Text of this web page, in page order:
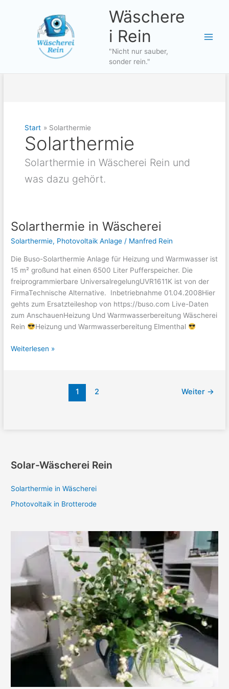
Wäschere
i Rein
"Nicht nur sauber,
sonder rein."
Start Solarthermie
Solarthermie
Solarthermie in Wäscherei Rein und
was dazu gehört.
Solarthermie in Wäscherei
Solarthermie, Photovoltaik Anlage / Manfred Rein
Die Buso-Solarthermie Anlage für Heizung und Warmwasser ist
15 m² großund hat einen 6500 Liter Pufferspeicher. Die
freiprogrammierbare UniversalregelungUVR1611K ist von der
FirmaTechnische Alternative. Inbetriebnahme 01.04.2008Hier
gehts zum Ersatzteileshop von https://buso.com Live-Daten
zum AnschauenHeizung Und Warmwasserbereitung Wäscherei
Rein
Heizung und Warmwasserbereitung Elmenthal
Solarthermie
Weiterlesen »
1 2 Weiter →
Solar-Wäscherei Rein
Solarthermie in Wäscherei
Photovoltaik in Brotterode